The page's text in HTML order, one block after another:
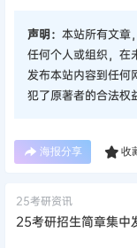
声明： 本站所有文章
任何个人或组织，在
发布本站内容到任何
犯了原著者的合法权
海报分享 收
25考研资讯
25考研招生简章集中